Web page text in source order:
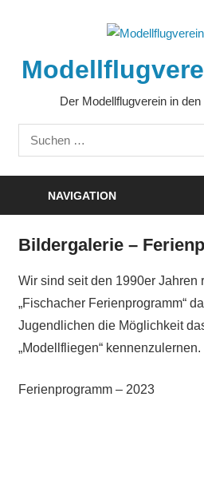
Der Modellflugverein in
Suchen
nach:
NAVIGATION
Bildergalerie –
Wir sind seit den 1990er Jahren
„Fischacher Ferienprogramm“
Jugendlichen die Möglichkeit
„Modellfliegen“ kennenzulernen.
Ferienprogramm – 2023